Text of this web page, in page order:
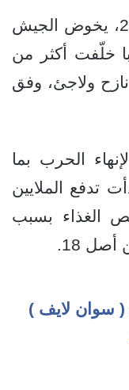
ومنذ منتصف أبريل/ نيسان 2023، يخوض الجيش
خلّفت أكثر من
10 ملايين نازح ولاجئ، وفق
الحرب بما
تدفع الملايين
الغذاء بسبب
( سوان لايف )